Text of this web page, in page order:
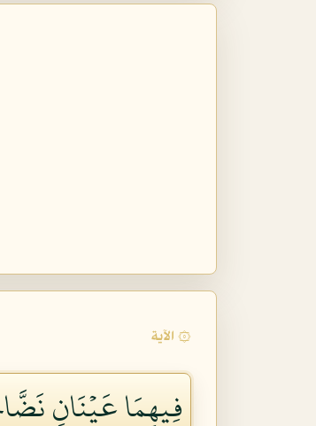
۞ الآية
فِيهِمَا عَيۡنَانِ